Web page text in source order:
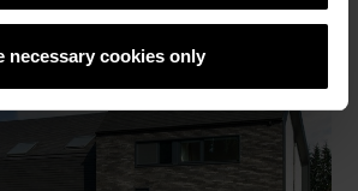
necessary cookies only